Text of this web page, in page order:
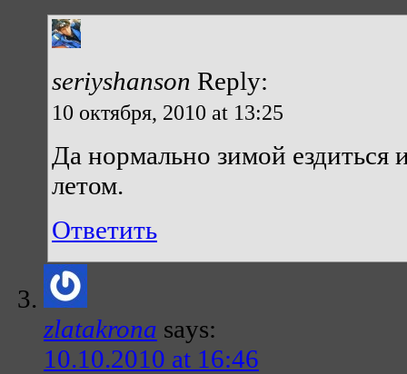
seriyshanson Reply:
10 октября, 2010 at 13:25
Да нормально зимой ездиться
летом.
Ответить
zlatakrona says:
10.10.2010 at 16:46